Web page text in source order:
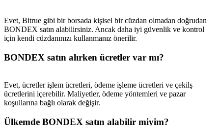
Evet, Bitrue gibi bir borsada kişisel bir cüzdan olmadan doğrudan
BONDEX satın alabilirsiniz. Ancak daha iyi güvenlik ve kontrol
için kendi cüzdanınızı kullanmanız önerilir.
BONDEX satın alırken ücretler var mı?
Evet, ücretler işlem ücretleri, ödeme işleme ücretleri ve çekilş
ücretlerini içerebilir. Maliyetler, ödeme yöntemleri ve pazar
koşullarına bağlı olarak değişir.
Ülkemde BONDEX satın alabilir miyim?